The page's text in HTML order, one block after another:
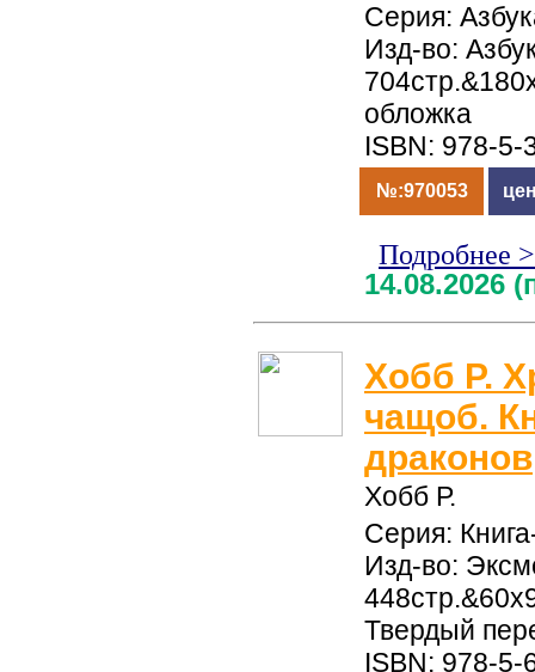
Серия:
Изд-во:
обложка
ISBN: 978-5-
№:970053
Подробнее
14.08.2026
Хобб Р.
чащоб.
драконов
Хобб Р.
Серия:
Изд-во:
Твердый
ISBN: 978-5-